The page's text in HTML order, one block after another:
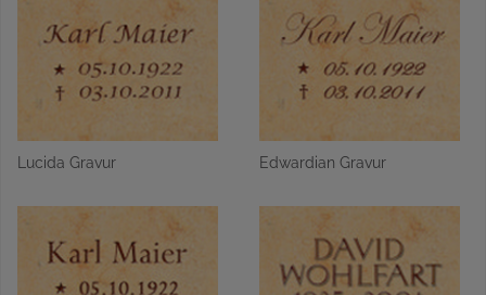
Lucida Gravur Edwardian Gravur